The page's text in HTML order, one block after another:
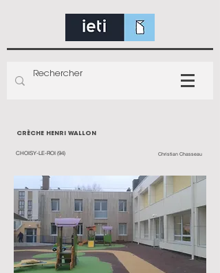
CRÈCHE HENRI WALLON
CHOISY-LE-ROI (94) Christian Chasseau